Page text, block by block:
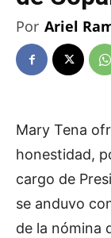
Por Ariel
Mary Tena
honestidad,
cargo de
se anduvo
de la nómina